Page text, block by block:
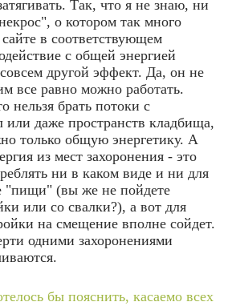
Так, что я не знаю, ни
о котором так много
в соответствующем
с общей энергией
другой эффект. Да, он не
все равно можно работать.
нельзя брать потоки с
или даже пространств кладбища,
только общую энергетику. А
из мест захоронения - это
ни в каком виде и ни для
"пищи" (вы же не пойдете
или со свалки?), а вот для
на смещение вполне сойдет.
одними захоронениями
бы пояснить, касаемо всех